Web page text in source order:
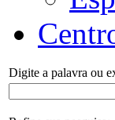
Digite a palavra ou